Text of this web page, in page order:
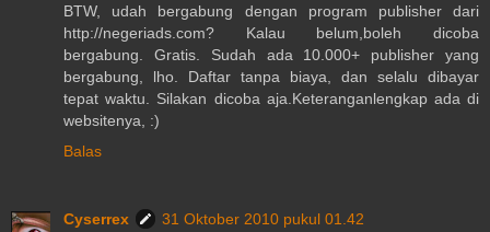
BTW, udah bergabung dengan program publisher dari
http://negeriads.com? Kalau belum,boleh dicoba
bergabung. Gratis. Sudah ada 10.000+ publisher yang
bergabung, lho. Daftar tanpa biaya, dan selalu dibayar
tepat waktu. Silakan dicoba aja.Keteranganlengkap ada di
websitenya, :)
Balas
Cyserrex
31 Oktober 2010 pukul 01.42